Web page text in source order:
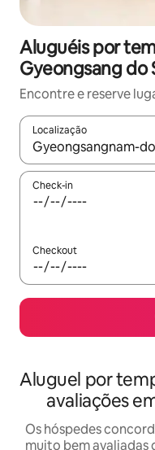
Aluguéis por
Gyeongsang do
Encontre e reserve
Localização
Quando os resultados
Check-in
Checkout
Aluguel por
avaliações
Os hóspedes
muito bem avaliadas